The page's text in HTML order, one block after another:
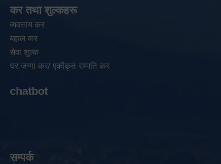
कर तथा शुल्कहरू
व्यवसाय कर
बहाल कर
सेवा शुल्क
घर जग्गा कर/ एकीकृत सम्पति कर
chatbot
सम्पर्क